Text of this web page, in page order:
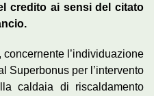
credito ai sensi del citato
l’individuazione
Superbonus per l’intervento
caldaia di riscaldamento